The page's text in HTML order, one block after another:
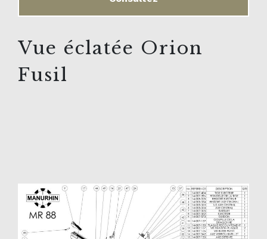
Vue éclatée Orion
Fusil